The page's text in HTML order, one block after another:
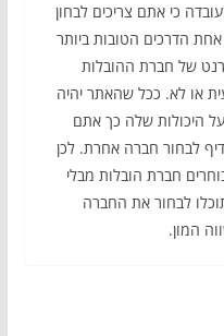
כי אתם צריכים לבחון
הדרכים הטובות ביותר
של חברת ההובלות
או לא. ככל שהאתר יהיה
היכולות שלה כך אתם
לבחור חברה אחרת. לכן
חברת הובלות מבלי
לבחור את החברה
המון.